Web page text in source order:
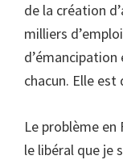
de la création
milliers
chacun. Elle
Le problème
le libéral que je